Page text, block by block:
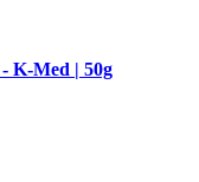
K-Med | 50g